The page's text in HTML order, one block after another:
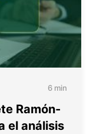
6 min
Ramón-
el análisis